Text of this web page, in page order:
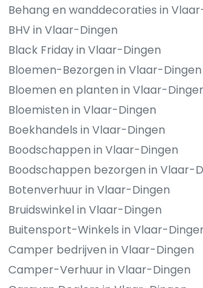
Behang en wanddecoraties in
BHV in Vlaar-Dingen
Black Friday in Vlaar-Dingen
Bloemen-Bezorgen in Vlaar-Dingen
Bloemen en planten in Vlaar-
Bloemisten in Vlaar-Dingen
Boekhandels in Vlaar-Dingen
Boodschappen in Vlaar-Dingen
Boodschappen bezorgen in Vlaar-
Botenverhuur in Vlaar-Dingen
Bruidswinkel in Vlaar-Dingen
Buitensport-Winkels in Vlaar-
Camper bedrijven in Vlaar-Dingen
Camper-Verhuur in Vlaar-Dingen